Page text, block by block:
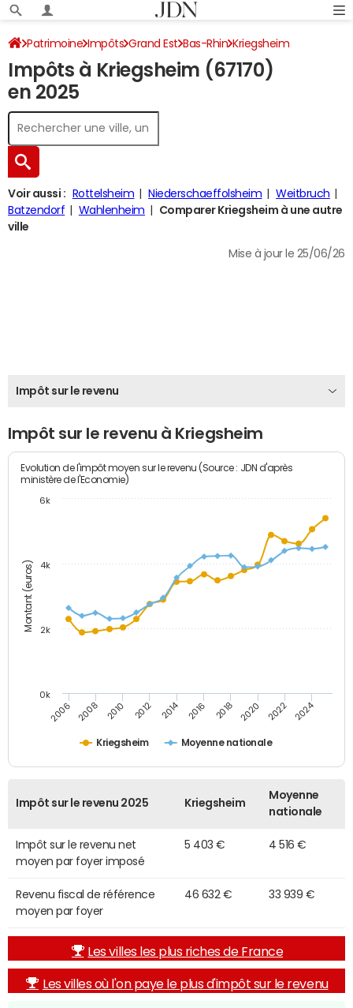
Patrimoine Impôts Grand Est Bas-Rhin Kriegsheim
Impôt sur le revenu
Impôts à Kriegsheim (67170)
en 2025
Voir aussi : Rottelsheim Niederschaeffolsheim
Weitbruch
Batzendorf
Wahlenheim
Comparer Kriegsheim à une autre
ville
Mise à jour le 25/06/26
Impôt sur le revenu
Impôt sur le revenu à Kriegsheim
Montant (euros)
Evolution de l'impôt moyen sur le revenu (Source : JDN d'après
ministère de l'Economie)
Kriegsheim Moyenne nationale
2006 2008 2010 2012 2014 2016 2018 2020 2022 2024
0k
2k
4k
6k
Impôt sur le revenu 2025 Kriegsheim
Moyenne
nationale
Impôt sur le revenu net
moyen par foyer imposé
5 403 € 4 516 €
Revenu fiscal de référence
moyen par foyer
46 632 € 33 939 €
Les villes les plus riches de France
Les villes où l'on paye le plus d'impôt sur le revenu